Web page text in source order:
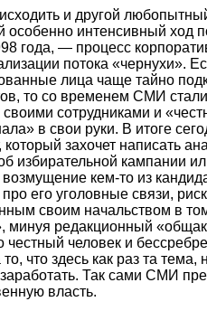
и другой
особенно интенсивный ход
года, — процесс
потока «чернухи».
лица чаще тайно
то со временем СМИ
своими сотрудниками и
в свои руки. В итоге
который захочет написать
избирательной кампании
кем-то из
его уголовные связи,
своим начальством в
минуя редакционный
честный человек и
то, что здесь как раз та тема,
Так сами СМИ
власть.